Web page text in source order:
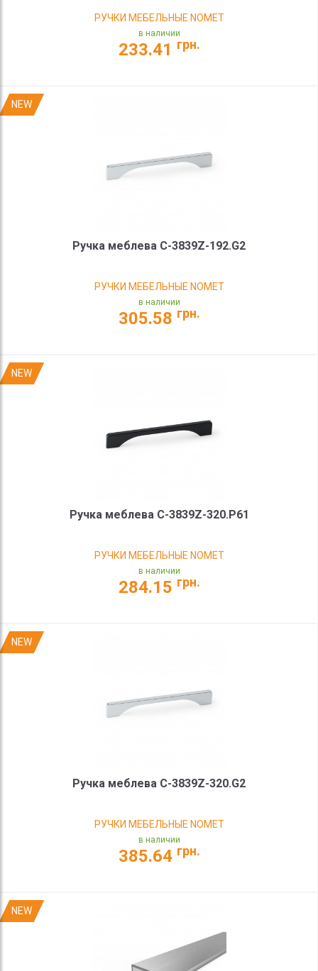
РУЧКИ МЕБЕЛЬНЫЕ NOMET
в наличии
233.41 грн.
NEW
Ручка меблева C-3839Z-192.G2
РУЧКИ МЕБЕЛЬНЫЕ NOMET
в наличии
305.58 грн.
NEW
Ручка меблева C-3839Z-320.P61
РУЧКИ МЕБЕЛЬНЫЕ NOMET
в наличии
284.15 грн.
NEW
Ручка меблева C-3839Z-320.G2
РУЧКИ МЕБЕЛЬНЫЕ NOMET
в наличии
385.64 грн.
NEW